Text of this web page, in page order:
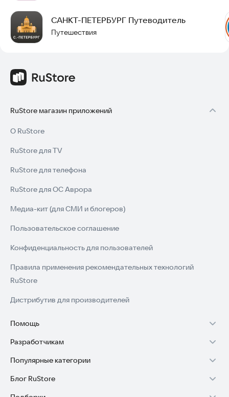
САНКТ-ПЕТЕРБУРГ Путеводитель
Путешествия
RuStore магазин приложений
О RuStore
RuStore для TV
RuStore для телефона
RuStore для ОС Аврора
Медиа-кит (для СМИ и блогеров)
Пользовательское соглашение
Конфиденциальность для пользователей
Правила применения рекомендательных технологий
RuStore
Дистрибутив для производителей
Помощь
Установка RuStore на TV
Установка RuStore на телефон
Установка RuStore в машину
Разработчикам
Зарабатывать с RuStore
Стать разработчиком
Популярные категории
Игры для Android
Блог RuStore